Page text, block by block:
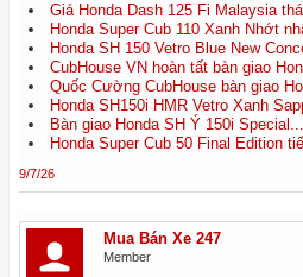
Giá Honda Dash 125 Fi Malaysia
Honda Super Cub 110 Xanh Nhớt
Honda SH 150 Vetro Blue New
CubHouse VN hoàn tất bàn giao
Quốc Cường CubHouse bàn giao
Honda SH150i HMR Vetro Xanh
Bàn giao Honda SH Ý 150i Special...
Honda Super Cub 50 Final Edition
9/7/26
Mua Bán Xe 247
Member